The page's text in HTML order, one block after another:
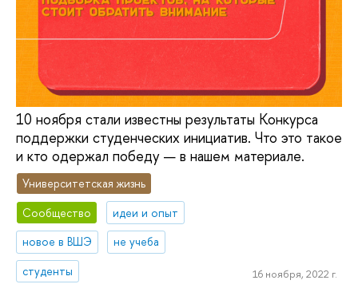
10 ноября стали известны результаты Конкурса
поддержки студенческих инициатив. Что это такое
и кто одержал победу — в нашем материале.
Университетская жизнь
Сообщество
идеи и опыт
новое в ВШЭ
не учеба
студенты
16 ноября, 2022 г.